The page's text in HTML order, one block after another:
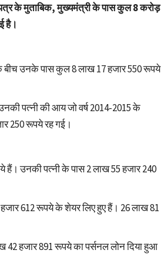
के मुताबिक, मुख्यमंत्री के पास कुल 8 करोड़
है।
बीच उनके पास कुल 8 लाख 17 हजार 550 रूपये
पत्नी की आय जो वर्ष 2014-2015 के
250 रूपये रह गई।
हैं। उनकी पत्नी के पास 2 लाख 55 हजार 240
612 रूपये के शेयर लिए हुए हैं। 26 लाख 81
42 हजार 891 रूपये का पर्सनल लोन दिया हुआ